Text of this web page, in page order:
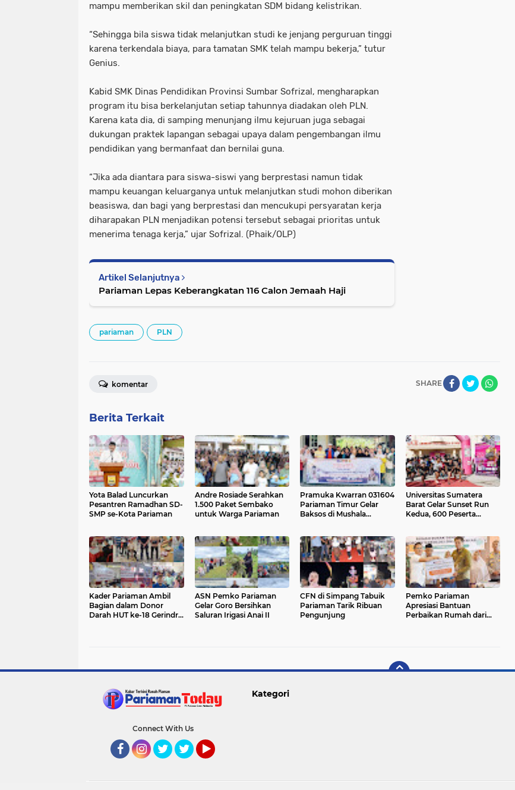
mampu memberikan skil dan peningkatan SDM bidang kelistrikan.
“Sehingga bila siswa tidak melanjutkan studi ke jenjang perguruan tinggi
karena terkendala biaya, para tamatan SMK telah mampu bekerja,” tutur
Genius.
Kabid SMK Dinas Pendidikan Provinsi Sumbar Sofrizal, mengharapkan
program itu bisa berkelanjutan setiap tahunnya diadakan oleh PLN.
Karena kata dia, di samping menunjang ilmu kejuruan juga sebagai
dukungan praktek lapangan sebagai upaya dalam pengembangan ilmu
pendidikan yang bermanfaat dan bernilai guna.
“Jika ada diantara para siswa-siswi yang berprestasi namun tidak
mampu keuangan keluarganya untuk melanjutkan studi mohon diberikan
beasiswa, dan bagi yang berprestasi dan mencukupi persyaratan kerja
diharapakan PLN menjadikan potensi tersebut sebagai prioritas untuk
menerima tenaga kerja,” ujar Sofrizal. (Phaik/OLP)
Artikel Selanjutnya
Pariaman Lepas Keberangkatan 116 Calon Jemaah Haji
pariaman PLN
SHARE
komentar
Berita Terkait
Yota Balad Luncurkan
Pesantren Ramadhan SD-
SMP se-Kota Pariaman
Andre Rosiade Serahkan
1.500 Paket Sembako
untuk Warga Pariaman
Pramuka Kwarran 031604
Pariaman Timur Gelar
Baksos di Mushala
Universitas Sumatera
Barat Gelar Sunset Run
Kedua, 600 Peserta
Kader Pariaman Ambil
Bagian dalam Donor
Darah HUT ke-18 Gerindra
ASN Pemko Pariaman
Gelar Goro Bersihkan
Saluran Irigasi Anai II
CFN di Simpang Tabuik
Pariaman Tarik Ribuan
Pengunjung
Pemko Pariaman
Apresiasi Bantuan
Perbaikan Rumah dari
Connect With Us
Kategori